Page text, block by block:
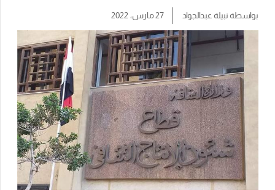
بواسطةنبيلة عبدالجواد 27 مارس، 2022